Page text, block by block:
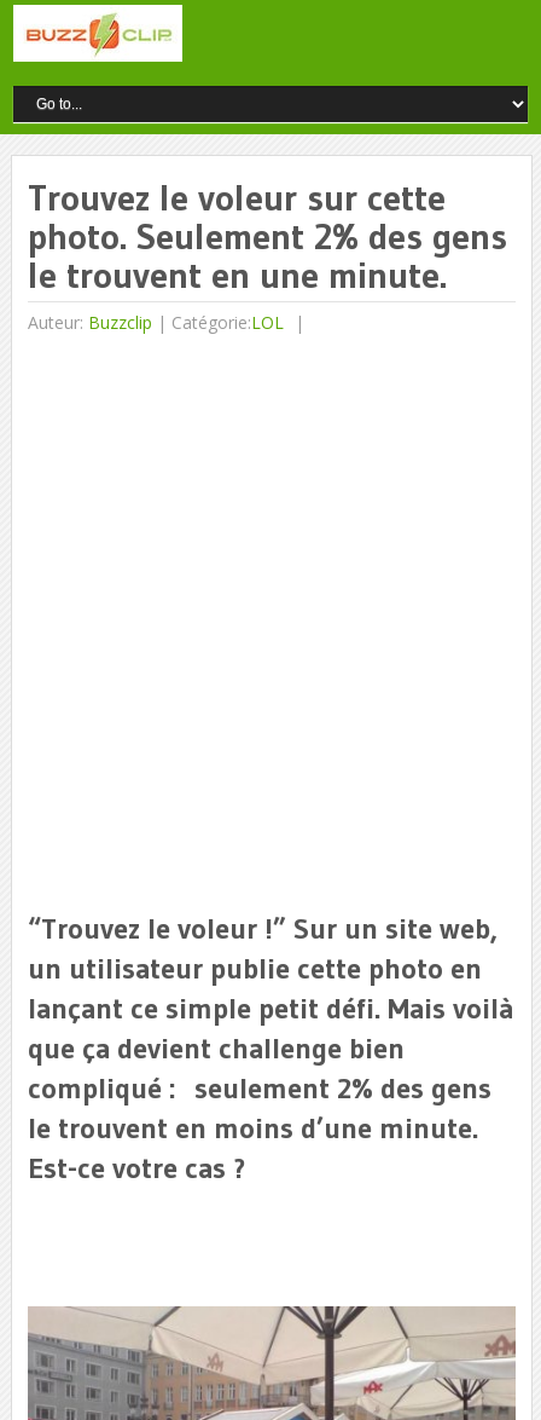
Trouvez le voleur sur cette
photo. Seulement 2% des gens
le trouvent en une minute.
Auteur: Buzzclip | Catégorie:LOL
“Trouvez le voleur !” Sur un site web,
un utilisateur publie cette photo en
lançant ce simple petit défi. Mais voilà
que ça devient challenge bien
compliqué : seulement 2% des gens
le trouvent en moins d’une minute.
Est-ce votre cas ?